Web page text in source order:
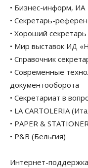
• Бизнес-информ, ИА
• Секретарь-
• Хороший секретарь
• Мир выставок ИД
• Справочник
• Современные
документооборота
• Секретариат в
• LA CARTOLERIA
• PAPER &
• P&B (Бельгия)
Интернет-